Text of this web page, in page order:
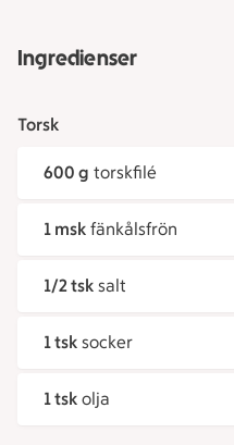
Ingredienser
Torsk
600 g torskfilé
1 msk fänkålsfrön
1/2 tsk salt
1 tsk socker
1 tsk olja